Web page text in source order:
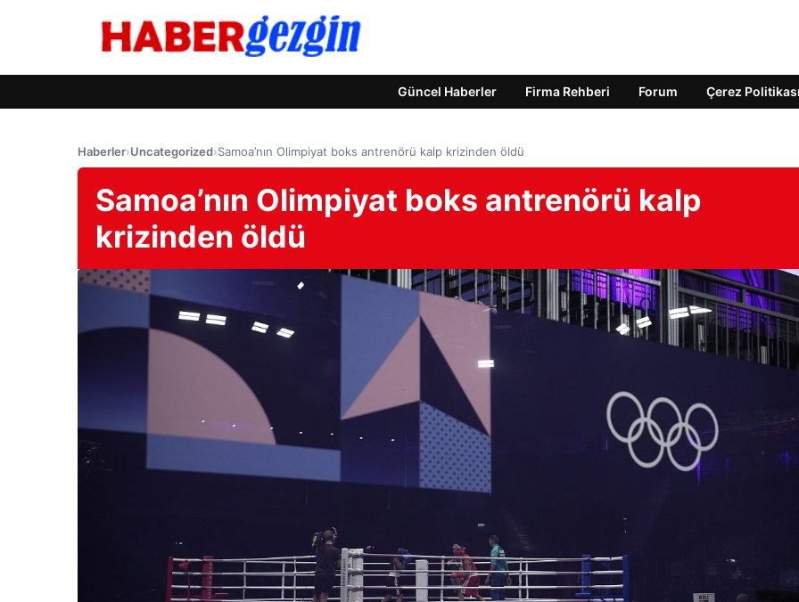
Güncel Haberler Firma Rehberi Forum Çerez Politikası
Haberler›Uncategorized›Samoa’nın Olimpiyat boks antrenörü kalp krizinden öldü
Samoa’nın Olimpiyat boks antrenörü kalp
krizinden öldü